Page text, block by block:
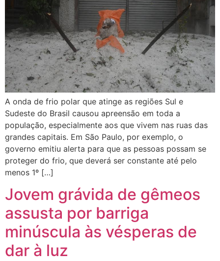
A onda de frio polar que atinge as regiões Sul e
Sudeste do Brasil causou apreensão em toda a
população, especialmente aos que vivem nas ruas das
grandes capitais. Em São Paulo, por exemplo, o
governo emitiu alerta para que as pessoas possam se
proteger do frio, que deverá ser constante até pelo
menos 1º […]
Jovem grávida de gêmeos
assusta por barriga
minúscula às vésperas de
dar à luz